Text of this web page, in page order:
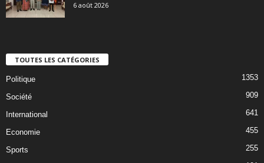
6 août 2026
TOUTES LES CATÉGORIES
Politique 1353
Société 909
International 641
Economie 455
Sports
255